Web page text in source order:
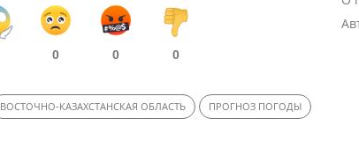
0 0 0
ВОСТОЧНО-КАЗАХСТАНСКАЯ ОБЛАСТЬ ПРОГНОЗ ПОГОДЫ